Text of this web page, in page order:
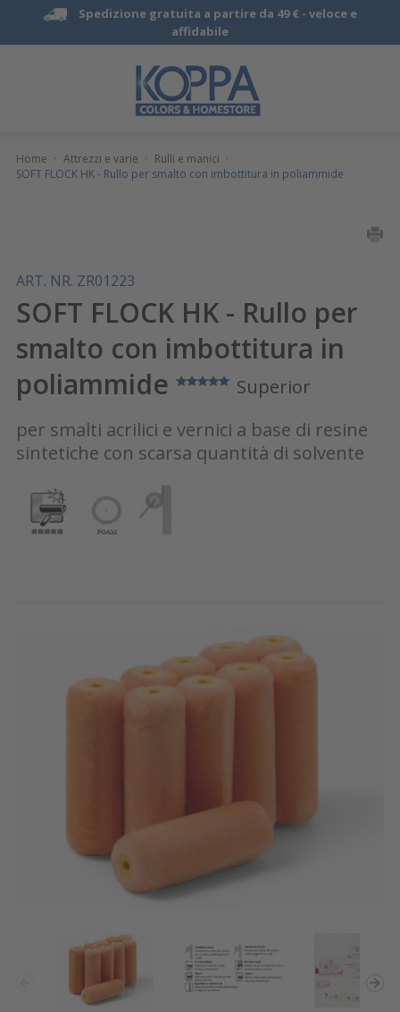
Spedizione gratuita a partire da 49 € - veloce e
affidabile
Home · Attrezzi e varie · Rulli e manici ·
SOFT FLOCK HK - Rullo per smalto con imbottitura in poliammide
ART. NR. ZR01223
SOFT FLOCK HK - Rullo per
smalto con imbottitura in
poliammide
Superior
per smalti acrilici e vernici a base di resine
sintetiche con scarsa quantità di solvente